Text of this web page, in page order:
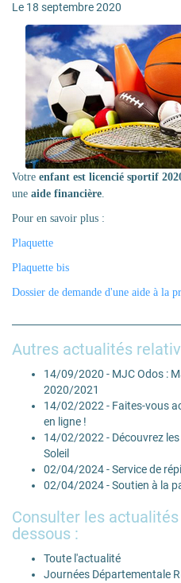
Le 18 septembre 2020
Votre enfant est licencié sportif
une aide financière.
Pour en savoir plus :
Plaquette
Plaquette bis
Dossier de demande d'une aide à la
Autres actualités
14/09/2020 - MJC Odos :
2020/2021
14/02/2022 - Faites-vous
en ligne !
14/02/2022 - Découvrez
Soleil
02/04/2024 - Service de
02/04/2024 - Soutien à la
Consulter les
dessous :
Toute l'actualité
Journées Départementale